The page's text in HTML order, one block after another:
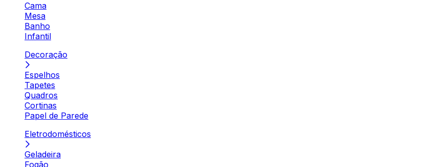
Cama
Mesa
Banho
Infantil
Decoração
Espelhos
Tapetes
Quadros
Cortinas
Papel de Parede
Eletrodomésticos
Geladeira
Fogão